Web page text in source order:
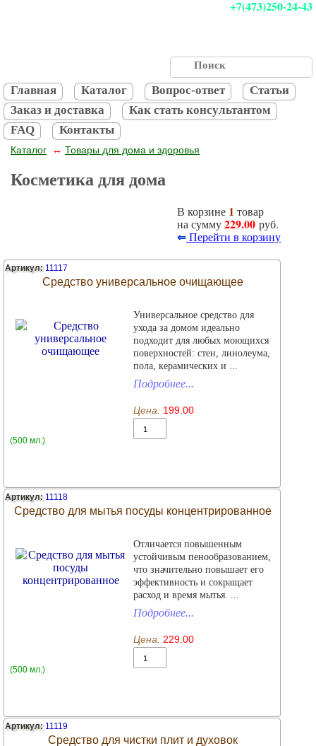
+7(473)250-24-43
Главная Каталог Вопрос-ответ
Статьи
Заказ и доставка
Как стать консультантом
FAQ
Контакты
Каталог ↔ Товары для дома и здоровья
Косметика для дома
В корзине 1 товар
на сумму229.00 руб.
⇐Перейти в корзину
Артикул: 11117
Средство универсальное очищающее
(500 мл.)
Универсальное средство для
ухода за домом идеально
подходит для любых моющихся
поверхностей: стен, линолеума,
пола, керамических и ...
Подробнее...
Цена: 199.00
Артикул: 11118
Средство для мытья посуды концентрированное
(500 мл.)
Отличается повышенным
устойчивым пенообразованием,
что значительно повышает его
эффективность и сокращает
расход и время мытья. ...
Подробнее...
Цена: 229.00
Артикул: 11119
Средство для чистки плит и духовок